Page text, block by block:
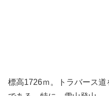
標高1726ｍ。トラバース